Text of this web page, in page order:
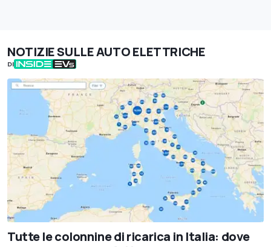
NOTIZIE SULLE AUTO ELETTRICHE
DI
Tutte le colonnine di ricarica in Italia: dove